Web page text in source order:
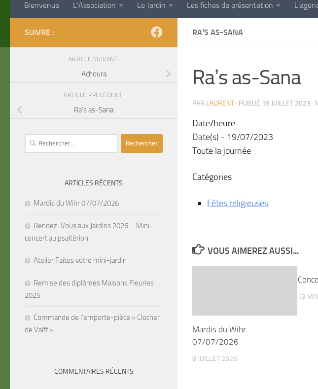
Bienvenue L’Association Le Jardin Les fiches de présentation
RAʼS AS-SANA
Raʼs as-Sana
PAR LAURENT · PUBLIÉ 19 JUILLET 2023 ·
Date/heure
Date(s) - 19/07/2023
Toute la journée
Catégories
Fêtes religieuses
VOUS AIMEREZ AUSSI...
Mardis du Wihr
07/07/2026
8 JUILLET 2026
13
SUIVRE :
ARTICLE SUIVANT
Achoura
ARTICLE PRÉCÉDENT
Raʼs as-Sana
Rechercher :
ARTICLES RÉCENTS
Mardis du Wihr 07/07/2026
Rendez-Vous aux Jardins 2026 – Mini-
concert au psaltérion
Atelier Faites votre mini-jardin
Remise des diplômes Maisons Fleuries
2025
Commande de l’emporte-pièce « Clocher
de Valff »
COMMENTAIRES RÉCENTS